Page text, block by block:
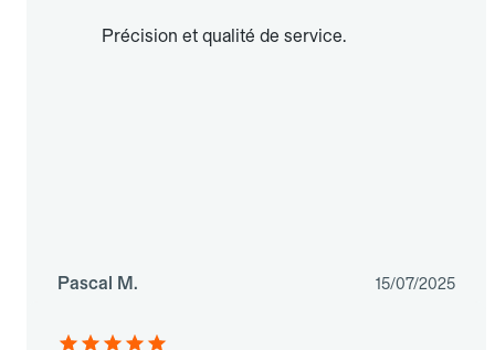
Précision et qualité de service.
Pascal M. 15/07/2025